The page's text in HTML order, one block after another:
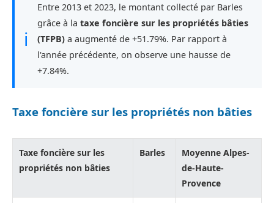
ℹ
Entre 2013 et 2023, le montant collecté par Barles
grâce à la taxe foncière sur les propriétés bâties
(TFPB) a augmenté de +51.79%. Par rapport à
l'année précédente, on observe une hausse de
+7.84%.
Taxe foncière sur les propriétés non bâties
Taxe foncière sur les
propriétés non bâties
Barles
Moyenne Alpes-
de-Haute-
Provence